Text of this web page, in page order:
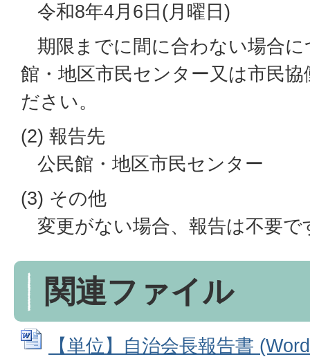
令和8年4月6日(月曜日)
期限までに間に合わない場合
館・地区市民センター又は市民
ださい。
(2) 報告先
公民館・地区市民センター
(3) その他
変更がない場合、報告は不要で
関連ファイル
【単位】自治会長報告書